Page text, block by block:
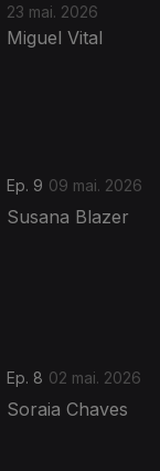
23 mai. 2026
Miguel Vital
Ep. 9 09 mai. 2026
Susana Blazer
Ep. 8 02 mai. 2026
Soraia Chaves